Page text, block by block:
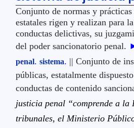
Conjunto de normas y prácticas
estatales rigen y realizan para
conductas delictivas, su
del poder sancionatorio penal.
penal. sistema. || Conjunto de
públicas, estatalmente
conductas de contenido
justicia penal “comprende a la
tribunales, el Ministerio